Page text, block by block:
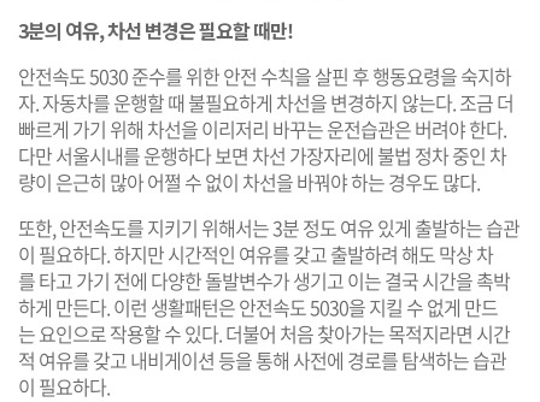
​3분의 여유, 차선 변경은 필요할 때만!
안전속도 5030 준수를 위한 안전 수칙을 살핀 후 행동요령을 숙지하
자. 자동차를 운행할 때 불필요하게 차선을 변경하지 않는다. 조금 더
빠르게 가기 위해 차선을 이리저리 바꾸는 운전습관은 버려야 한다.
다만 서울시내를 운행하다 보면 차선 가장자리에 불법 정차 중인 차
량이 은근히 많아 어쩔 수 없이 차선을 바꿔야 하는 경우도 많다.
또한, 안전속도를 지키기 위해서는 3분 정도 여유 있게 출발하는 습관
이 필요하다. 하지만 시간적인 여유를 갖고 출발하려 해도 막상 차
를 타고 가기 전에 다양한 돌발변수가 생기고 이는 결국 시간을 촉박
하게 만든다. 이런 생활패턴은 안전속도 5030을 지킬 수 없게 만드
는 요인으로 작용할 수 있다. 더불어 처음 찾아가는 목적지라면 시간
적 여유를 갖고 내비게이션 등을 통해 사전에 경로를 탐색하는 습관
이 필요하다.